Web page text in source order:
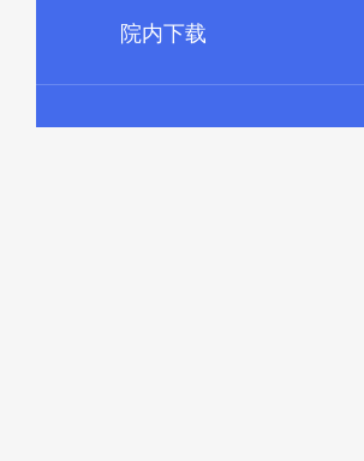
院内下载